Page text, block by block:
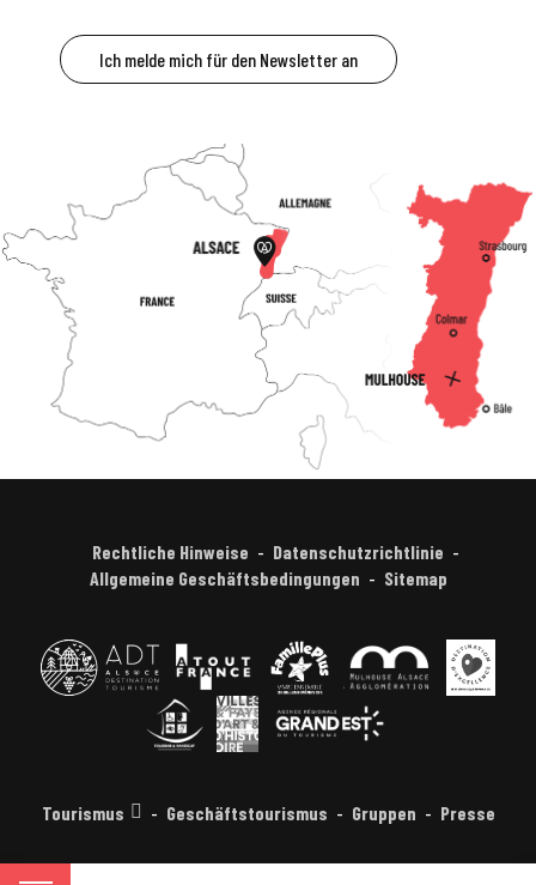
Ich melde mich für den Newsletter an
Rechtliche Hinweise
Datenschutzrichtlinie
Allgemeine Geschäftsbedingungen
Sitemap
Tourismus Geschäftstourismus Gruppen Presse